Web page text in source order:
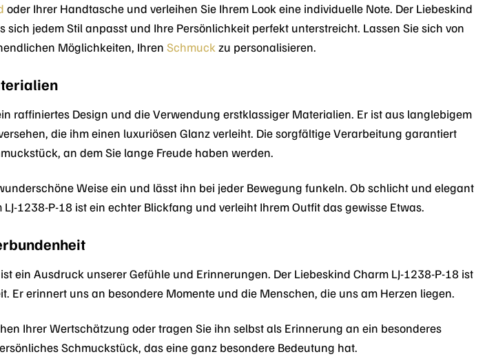
oder Ihrer Handtasche und verleihen Sie Ihrem Look eine individuelle Note. Der Liebeskind
sich jedem Stil anpasst und Ihre Persönlichkeit perfekt unterstreicht. Lassen Sie sich von
Möglichkeiten, Ihren Schmuck zu personalisieren.
raffiniertes Design und die Verwendung erstklassiger Materialien. Er ist aus langlebigem
die ihm einen luxuriösen Glanz verleiht. Die sorgfältige Verarbeitung garantiert
an dem Sie lange Freude haben werden.
Weise ein und lässt ihn bei jeder Bewegung funkeln. Ob schlicht und elegant
1238-P-18 ist ein echter Blickfang und verleiht Ihrem Outfit das gewisse Etwas.
ein Ausdruck unserer Gefühle und Erinnerungen. Der Liebeskind Charm LJ-1238-P-18 ist
Er erinnert uns an besondere Momente und die Menschen, die uns am Herzen liegen.
Ihrer Wertschätzung oder tragen Sie ihn selbst als Erinnerung an ein besonderes
Schmuckstück, das eine ganz besondere Bedeutung hat.